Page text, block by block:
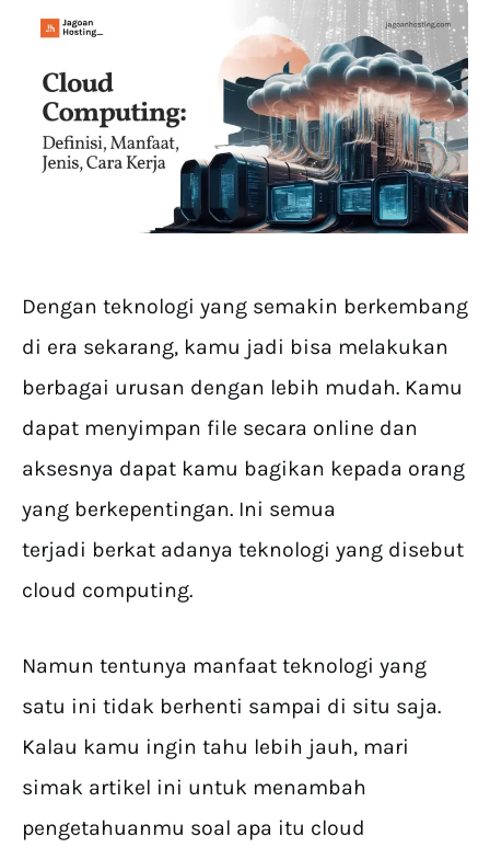
Dengan teknologi yang semakin berkembang
di era sekarang, kamu jadi bisa melakukan
berbagai urusan dengan lebih mudah. Kamu
dapat menyimpan file secara online dan
aksesnya dapat kamu bagikan kepada orang
yang berkepentingan. Ini semua
terjadi berkat adanya teknologi yang disebut
cloud computing.
Namun tentunya manfaat teknologi yang
satu ini tidak berhenti sampai di situ saja.
Kalau kamu ingin tahu lebih jauh, mari
simak artikel ini untuk menambah
pengetahuanmu soal apa itu cloud